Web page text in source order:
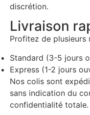
discrétion.
Livraison
Profitez de plusieurs
Standard (3-5 jours
Express (1-2 jours
Nos colis sont
sans indication du
confidentialité totale.